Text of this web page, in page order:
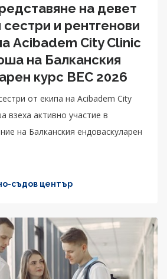
на девет
и рентгенови
Acibadem City Clinic
на Балканския
курс BEC 2026
от екипа на Acibadem City
активно участие в
на Балканския ендоваскуларен
съдов център